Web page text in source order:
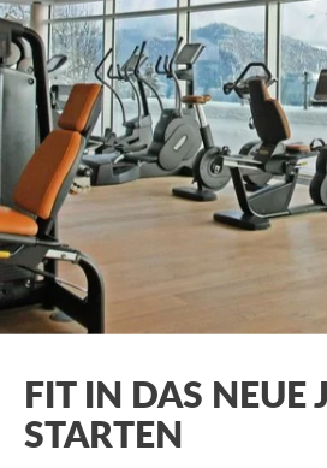
FIT IN DAS NEUE
STARTEN